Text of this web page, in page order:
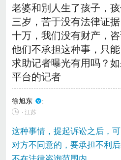
老婆和別人生了孩子，
三岁，苦于没有法律证
十万，我们没有财产，
他们不承担这种事，只
求助记者曝光有用吗？
平台的记者
徐旭东 :
∙ 江苏
这种事情，提起诉讼之后，
对方不同意的，要承担不利